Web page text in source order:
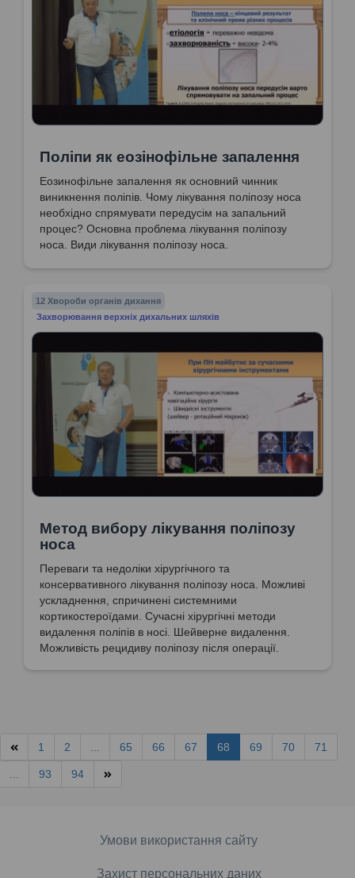
Поліпи як еозінофільне запалення
Еозинофільне запалення як основний чинник
виникнення поліпів. Чому лікування поліпозу носа
необхідно спрямувати передусім на запальний
процес? Основна проблема лікування поліпозу
носа. Види лікування поліпозу носа.
12 Хвороби органів дихання
Захворювання верхніх дихальних шляхів
Метод вибору лікування поліпозу
носа
Переваги та недоліки хірургічного та
консервативного лікування поліпозу носа. Можливі
ускладнення, спричинені системними
кортикостероїдами. Сучасні хірургічні методи
видалення поліпів в носі. Шейверне видалення.
Можливість рецидиву поліпозу після операції.
1 2 65 66 67 68 69 70 71
93 94
Умови використання сайту
Захист персональних даних